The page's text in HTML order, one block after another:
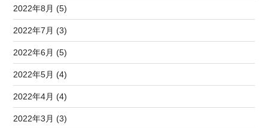
2022年8月 (5)
2022年7月 (3)
2022年6月 (5)
2022年5月 (4)
2022年4月 (4)
2022年3月 (3)